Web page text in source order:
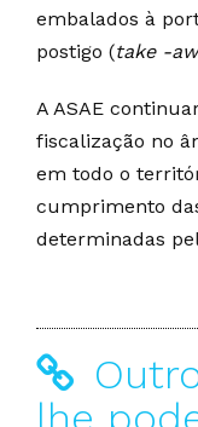
embalados à
postigo (take -
A ASAE
fiscalização no
em todo o
cumprimento
determinadas